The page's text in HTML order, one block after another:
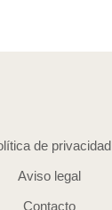
de privacidad
Aviso legal
Contacto